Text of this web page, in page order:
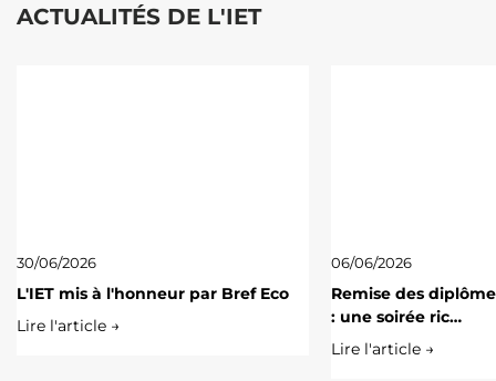
ACTUALITÉS DE L'IET
30/06/2026
L'IET mis à l'honneur par Bref Eco
Lire l'article →
06/06/2026
Remise des
: une soirée ric…
Lire l'article →